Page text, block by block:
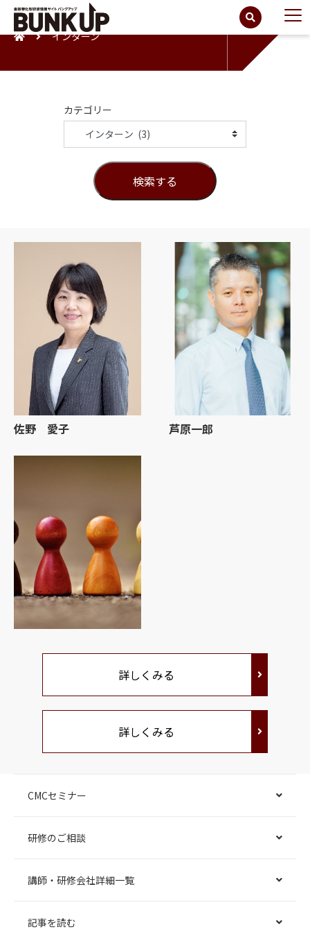
インターン
カテゴリー
佐野 愛子 芦原一郎
詳しくみる
詳しくみる
CMCセミナー
研修のご相談
講師・研修会社詳細一覧
記事を読む